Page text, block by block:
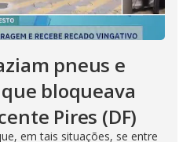
pneus e
bloqueava
Pires (DF)
em tais situações, se entre